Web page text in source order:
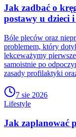
Jak zadbać o
postawy u dzieci i
Bóle pleców oraz
problemem, który
lekceważymy
samoistnie po
zasady profilaktyki
7 sie 2026
Lifestyle
Jak zaplanować